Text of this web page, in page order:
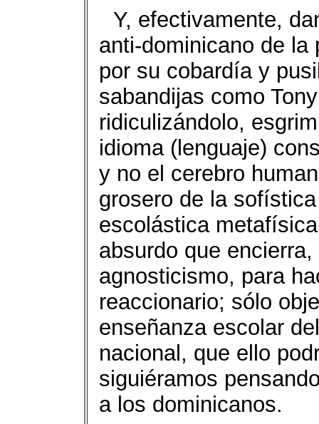
Y, efectivamente,
anti-dominicano de la
por su cobardía y
sabandijas como
ridiculizándolo,
idioma (lenguaje)
y no el cerebro
grosero de la
escolástica
absurdo que
agnosticismo, para
reaccionario; sólo
enseñanza escolar
nacional, que ello
siguiéramos
a los dominicanos.